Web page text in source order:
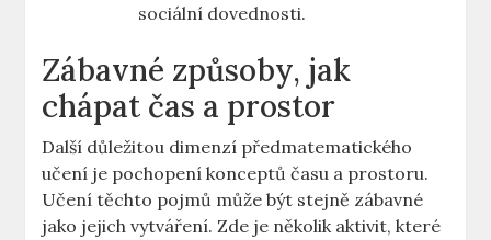
sociální dovednosti.
Zábavné způsoby, jak
chápat čas a prostor
Další důležitou dimenzí předmatematického
učení je pochopení konceptů času a prostoru.
Učení těchto pojmů může být stejně zábavné
jako jejich vytváření. Zde je několik aktivit, které